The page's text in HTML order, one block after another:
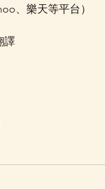
、樂天等平台）
譯